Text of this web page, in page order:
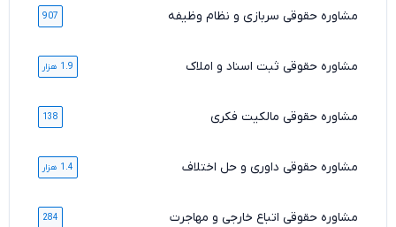
مشاوره حقوقی سربازی و نظام وظیفه 907
مشاوره حقوقی ثبت اسناد و املاک 1.9 هزار
مشاوره حقوقی مالکیت فکری 138
مشاوره حقوقی داوری و حل اختلاف 1.4 هزار
مشاوره حقوقی اتباع خارجی و مهاجرت 284